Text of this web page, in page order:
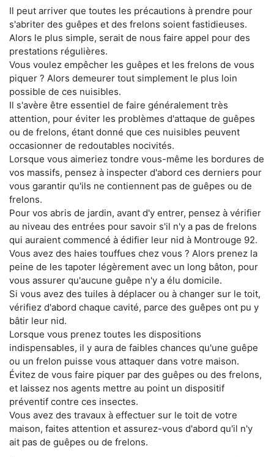
Il peut arriver que toutes les précautions à prendre pour
s'abriter des guêpes et des frelons soient fastidieuses.
Alors le plus simple, serait de nous faire appel pour des
prestations régulières.
Vous voulez empêcher les guêpes et les frelons de vous
piquer ? Alors demeurer tout simplement le plus loin
possible de ces nuisibles.
Il s'avère être essentiel de faire généralement très
attention, pour éviter les problèmes d'attaque de guêpes
ou de frelons, étant donné que ces nuisibles peuvent
occasionner de redoutables nocivités.
Lorsque vous aimeriez tondre vous-même les bordures de
vos massifs, pensez à inspecter d'abord ces derniers pour
vous garantir qu'ils ne contiennent pas de guêpes ou de
frelons.
Pour vos abris de jardin, avant d'y entrer, pensez à vérifier
au niveau des entrées pour savoir s'il n'y a pas de frelons
qui auraient commencé à édifier leur nid à Montrouge 92.
Vous avez des haies touffues chez vous ? Alors prenez la
peine de les tapoter légèrement avec un long bâton, pour
vous assurer qu'aucune guêpe n'y a élu domicile.
Si vous avez des tuiles à déplacer ou à changer sur le toit,
vérifiez d'abord chaque cavité, parce des guêpes ont pu y
bâtir leur nid.
Lorsque vous prenez toutes les dispositions
indispensables, il y aura de faibles chances qu'une guêpe
ou un frelon puisse vous attaquer dans votre maison.
Évitez de vous faire piquer par des guêpes ou des frelons,
et laissez nos agents mettre au point un dispositif
préventif contre ces insectes.
Vous avez des travaux à effectuer sur le toit de votre
maison, faites attention et assurez-vous d'abord qu'il n'y
ait pas de guêpes ou de frelons.